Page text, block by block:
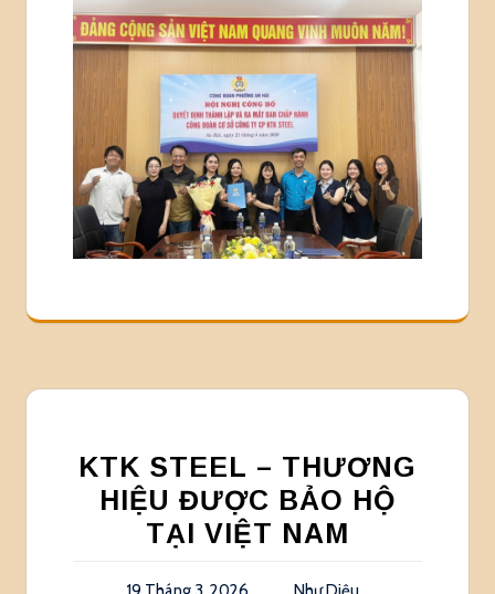
KTK STEEL – THƯƠNG
HIỆU ĐƯỢC BẢO HỘ
TẠI VIỆT NAM